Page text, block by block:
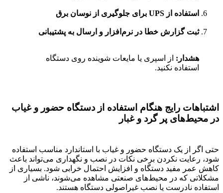
استفاده از UPS برای جلوگیری از نوسان برق
ثبت گزارش خطا در نرم‌افزار و ارسال به پشتیبانی
هشدار: از اسپری یا مایعات شوینده روی دستگاه
استفاده نکنید.
اشتباهات رایج هنگام استفاده از دستگاه حضور و غیاب
در محیط‌های پر گرد و غبار
حتی اگر از یک دستگاه حضور و غیاب با استاندارد مناسب استفاده
شود، رعایت نکردن برخی نکات در نصب و نگهداری می‌تواند باعث
کاهش عمر مفید دستگاه و افزایش احتمال خرابی شود. بسیاری از
مشکلاتی که در محیط‌های صنعتی مشاهده می‌شوند، ناشی از
استفاده نادرست یا نصب غیراصولی دستگاه هستند.